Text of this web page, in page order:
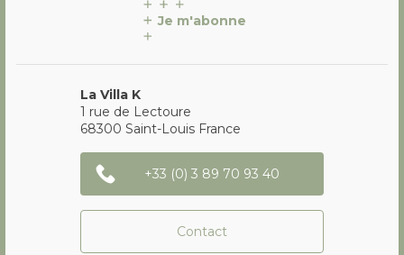
Je m'abonne
La Villa K
1 rue de Lectoure
68300 Saint-Louis France
+33 (0) 3 89 70 93 40
Contact